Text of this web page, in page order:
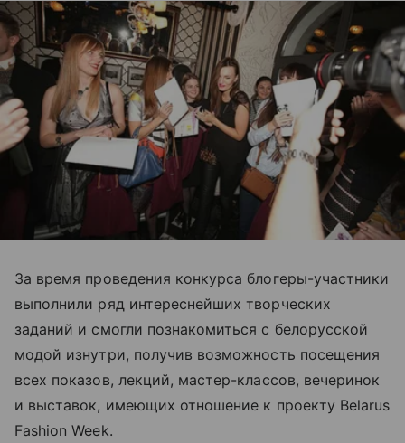
За время проведения конкурса блогеры-участники
выполнили ряд интереснейших творческих
заданий и смогли познакомиться с белорусской
модой изнутри, получив возможность посещения
всех показов, лекций, мастер-классов, вечеринок
и выставок, имеющих отношение к проекту Belarus
Fashion Week.